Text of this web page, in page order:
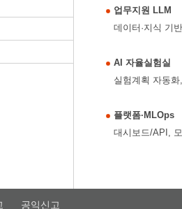
업무지원 LLM
데이터·지식 기
AI 자율실험실
실험계획 자동
플랫폼·MLOps
대시보드/API,
공익신고